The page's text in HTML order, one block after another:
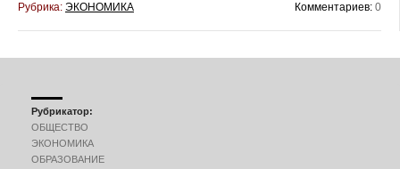
Рубрика: ЭКОНОМИКА Комментариев: 0
Рубрикатор:
ОБЩЕСТВО
ЭКОНОМИКА
ОБРАЗОВАНИЕ